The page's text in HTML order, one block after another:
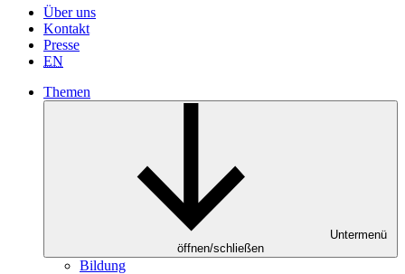
Über uns
Kontakt
Presse
EN
Themen
Untermenü
öffnen/schließen
Bildung